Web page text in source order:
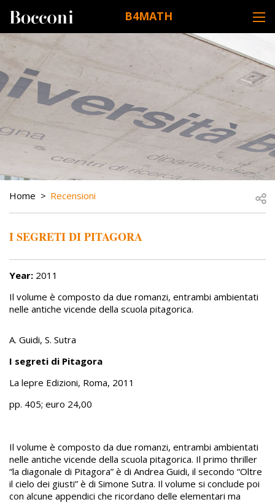
B4MATH
DESK NAVIGATION
BREADCRUMB
Home Recensioni
I SEGRETI DI PITAGORA
Year: 2011
Il volume è composto da due romanzi, entrambi ambientati
nelle antiche vicende della scuola pitagorica.
A. Guidi, S. Sutra
I segreti di Pitagora
La lepre Edizioni, Roma, 2011
pp. 405; euro 24,00
Il volume è composto da due romanzi, entrambi ambientati
nelle antiche vicende della scuola pitagorica. Il primo thriller
“la diagonale di Pitagora” è di Andrea Guidi, il secondo “Oltre
il cielo dei giusti” è di Simone Sutra. Il volume si conclude poi
con alcune appendici che ricordano delle elementari ma